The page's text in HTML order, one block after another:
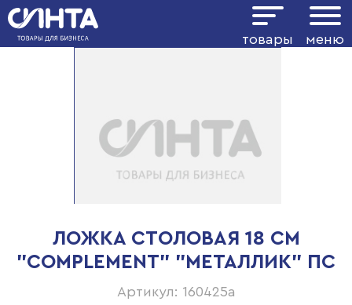
товары меню
ЛОЖКА СТОЛОВАЯ 18 СМ
"COMPLEMENT" "МЕТАЛЛИК" ПС
Артикул: 160425а